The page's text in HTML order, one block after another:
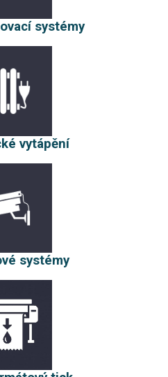
systémy
vytápění
systémy